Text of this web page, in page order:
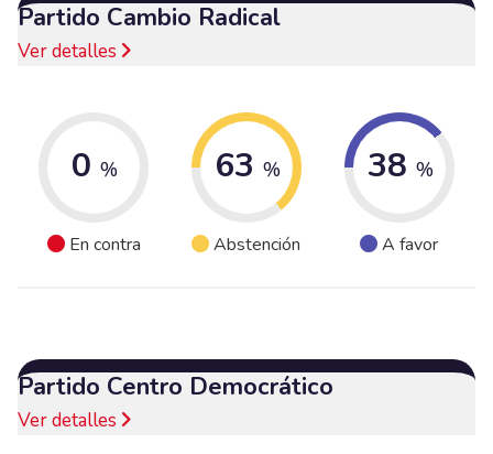
Partido Cambio Radical
Ver detalles
0 %
En contra
63 %
Abstención
38 %
A favor
Partido Centro Democrático
Ver detalles